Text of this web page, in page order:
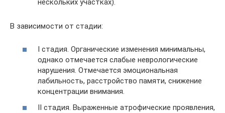
В зависимости от стадии:
I стадия. Органические изменения минимальны,
однако отмечается слабые неврологические
нарушения. Отмечается эмоциональная
лабильность, расстройство памяти, снижение
концентрации внимания.
II стадия. Выраженные атрофические проявления,